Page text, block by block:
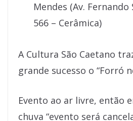
Mendes (Av. Fernando
566 – Cerâmica)
A Cultura São Caetano
grande sucesso o “Forró
Evento ao ar livre, então
chuva “evento será